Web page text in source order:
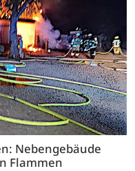
Nebengebäude
Flammen